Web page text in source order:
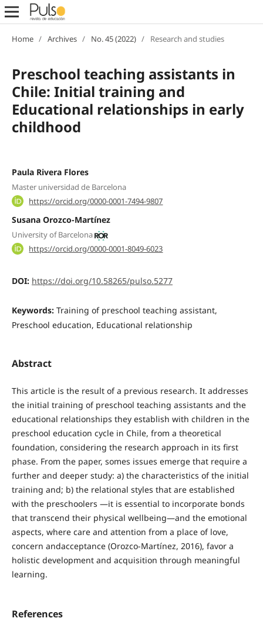
Home / Archives / No. 45 (2022) / Research and studies
Preschool teaching assistants in
Chile: Initial training and
Educational relationships in early
childhood
Paula Rivera Flores
Master universidad de Barcelona
https://orcid.org/0000-0001-7494-9807
Susana Orozco-Martínez
University of Barcelona
https://orcid.org/0000-0001-8049-6023
DOI: https://doi.org/10.58265/pulso.5277
Keywords: Training of preschool teaching assistant,
Preschool education, Educational relationship
Abstract
This article is the result of a previous research. It addresses
the initial training of preschool teaching assistants and the
educational relationships they establish with children in the
preschool education cycle in Chile, from a theoretical
foundation, considering the research approach in its first
phase. From the paper, somes issues emerge that require a
further and deeper study: a) the characteristics of the initial
training and; b) the relational styles that are established
with the preschoolers —it is essential to incorporate bonds
that transcend their physical wellbeing—and the emotional
aspects, where care and attention from a place of love,
concern andacceptance (Orozco-Martínez, 2016), favor a
holistic development and acquisition through meaningful
learning.
References